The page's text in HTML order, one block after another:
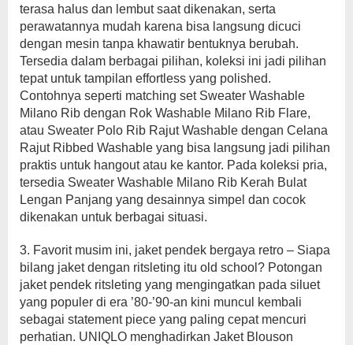
terasa halus dan lembut saat dikenakan, serta
perawatannya mudah karena bisa langsung dicuci
dengan mesin tanpa khawatir bentuknya berubah.
Tersedia dalam berbagai pilihan, koleksi ini jadi pilihan
tepat untuk tampilan effortless yang polished.
Contohnya seperti matching set Sweater Washable
Milano Rib dengan Rok Washable Milano Rib Flare,
atau Sweater Polo Rib Rajut Washable dengan Celana
Rajut Ribbed Washable yang bisa langsung jadi pilihan
praktis untuk hangout atau ke kantor. Pada koleksi pria,
tersedia Sweater Washable Milano Rib Kerah Bulat
Lengan Panjang yang desainnya simpel dan cocok
dikenakan untuk berbagai situasi.
3. Favorit musim ini, jaket pendek bergaya retro – Siapa
bilang jaket dengan ritsleting itu old school? Potongan
jaket pendek ritsleting yang mengingatkan pada siluet
yang populer di era ’80-’90-an kini muncul kembali
sebagai statement piece yang paling cepat mencuri
perhatian. UNIQLO menghadirkan Jaket Blouson